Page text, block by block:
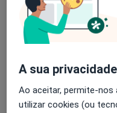
Dr. Ricardo
Psicólogo
Lisboa Mapa
Dr. Ricardo Pereira
Consulta online
A sua
Ao aceitar, permite-
utilizar cookies (ou